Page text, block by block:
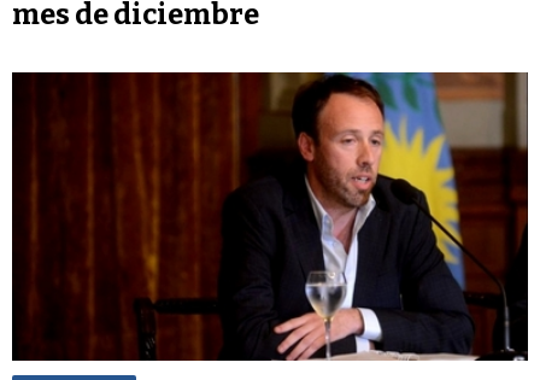
mes de diciembre